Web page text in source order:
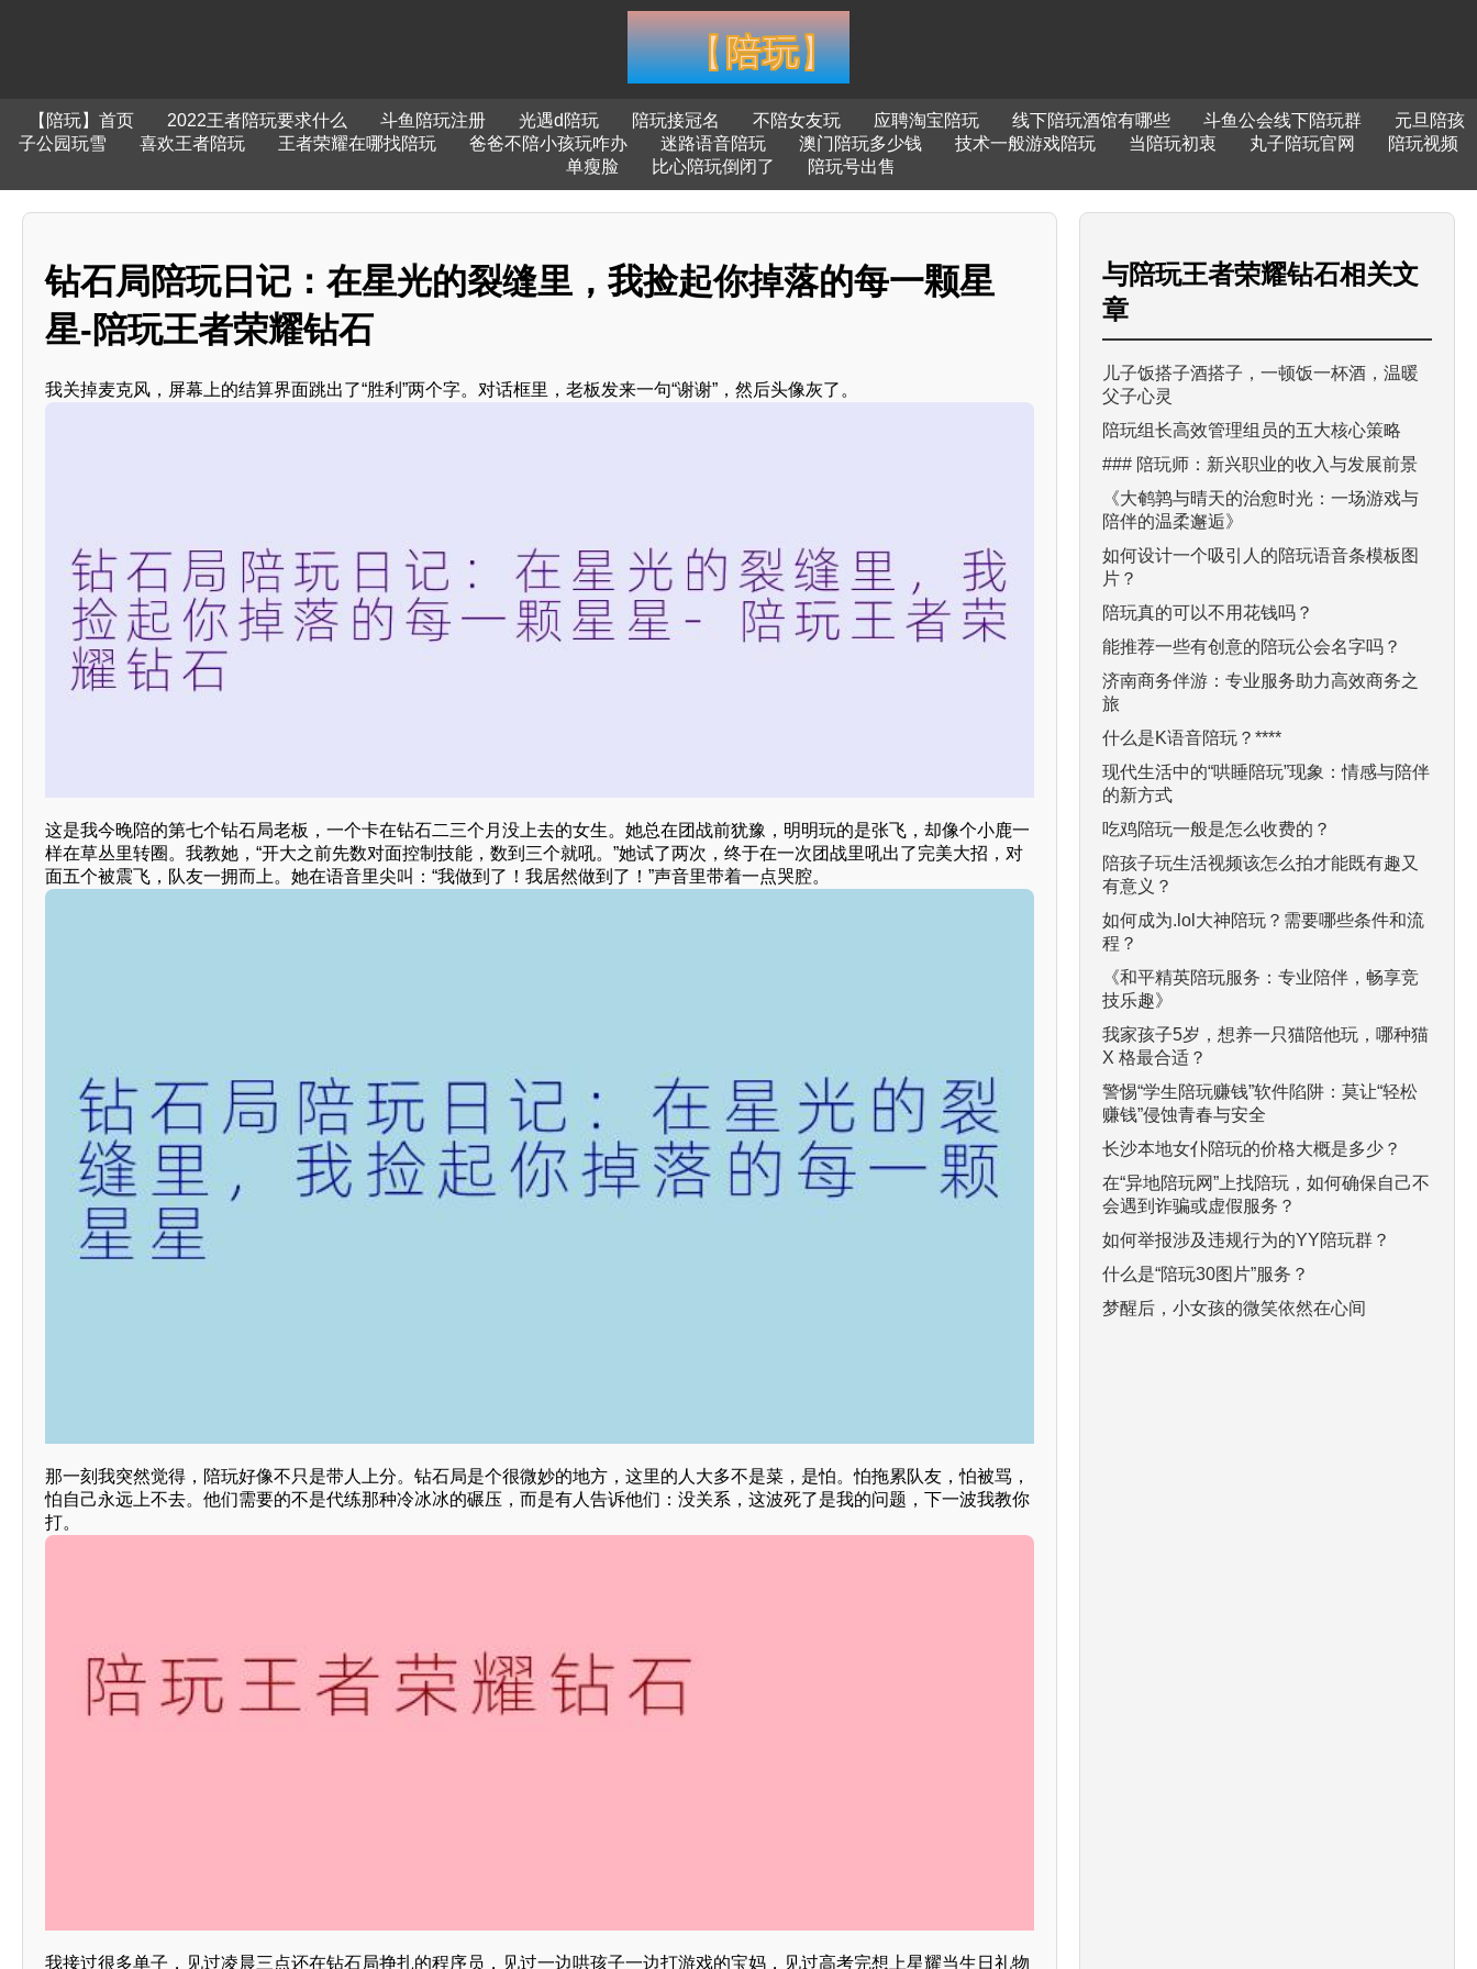
【陪玩】首页 2022王者陪玩要求什么 斗鱼陪玩注册 光遇d陪玩 陪玩接冠名 不陪女友玩 应聘淘宝陪玩 线下陪玩酒馆有哪些 斗鱼公会线下陪玩群
元旦陪孩
子公园玩雪
喜欢王者陪玩 王者荣耀在哪找陪玩 爸爸不陪小孩玩咋办 迷路语音陪玩 澳门陪玩多少钱 技术一般游戏陪玩 当陪玩初衷 丸子陪玩官网
陪玩视频
单瘦脸
比心陪玩倒闭了 陪玩号出售
钻石局陪玩日记：在星光的裂缝里，我捡起你掉落的每一颗星
星-陪玩王者荣耀钻石
我关掉麦克风，屏幕上的结算界面跳出了“胜利”两个字。对话框里，老板发来一句“谢谢”，然后头像灰了。
这是我今晚陪的第七个钻石局老板，一个卡在钻石二三个月没上去的女生。她总在团战前犹豫，明明玩的是张飞，却像个小鹿一
样在草丛里转圈。我教她，“开大之前先数对面控制技能，数到三个就吼。”她试了两次，终于在一次团战里吼出了完美大招，对
面五个被震飞，队友一拥而上。她在语音里尖叫：“我做到了！我居然做到了！”声音里带着一点哭腔。
那一刻我突然觉得，陪玩好像不只是带人上分。钻石局是个很微妙的地方，这里的人大多不是菜，是怕。怕拖累队友，怕被骂，
怕自己永远上不去。他们需要的不是代练那种冷冰冰的碾压，而是有人告诉他们：没关系，这波死了是我的问题，下一波我教你
打。
我接过很多单子，见过凌晨三点还在钻石局挣扎的程序员，见过一边哄孩子一边打游戏的宝妈，见过高考完想上星耀当生日礼物
与陪玩王者荣耀钻石相关文
章
儿子饭搭子酒搭子，一顿饭一杯酒，温暖
父子心灵
陪玩组长高效管理组员的五大核心策略
### 陪玩师：新兴职业的收入与发展前景
《大鹌鹑与晴天的治愈时光：一场游戏与
陪伴的温柔邂逅》
如何设计一个吸引人的陪玩语音条模板图
片？
陪玩真的可以不用花钱吗？
能推荐一些有创意的陪玩公会名字吗？
济南商务伴游：专业服务助力高效商务之
旅
什么是K语音陪玩？****
现代生活中的“哄睡陪玩”现象：情感与陪伴
的新方式
吃鸡陪玩一般是怎么收费的？
陪孩子玩生活视频该怎么拍才能既有趣又
有意义？
如何成为.lol大神陪玩？需要哪些条件和流
程？
《和平精英陪玩服务：专业陪伴，畅享竞
技乐趣》
我家孩子5岁，想养一只猫陪他玩，哪种猫
X 格最合适？
警惕“学生陪玩赚钱”软件陷阱：莫让“轻松
赚钱”侵蚀青春与安全
长沙本地女仆陪玩的价格大概是多少？
在“异地陪玩网”上找陪玩，如何确保自己不
会遇到诈骗或虚假服务？
如何举报涉及违规行为的YY陪玩群？
什么是“陪玩30图片”服务？
梦醒后，小女孩的微笑依然在心间